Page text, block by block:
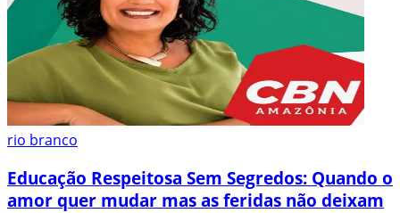
rio branco
Educação Respeitosa Sem Segredos: Quando o
amor quer mudar mas as feridas não deixam